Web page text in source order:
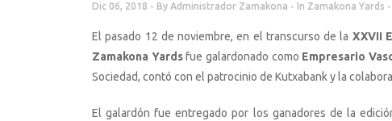
Dic 06, 2018 By Administrador Zamakona In Zamakona Yards
El pasado 12 de noviembre, en el transcurso de la XXVII
Zamakona Yardsfue galardonado como Empresario
Sociedad, contó con el patrocinio de Kutxabank y la
El galardón fue entregado por los ganadores de la